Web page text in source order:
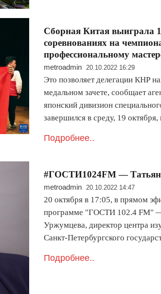
Сборная Китая выиграла
соревнованиях на
профессиональному
metroadmin 20.10.2022 16:29
Это позволяет делегации КНР
медальном зачете, сообщает
японский дивизион
завершился в среду, 19
Подробнее..
#ГОСТИ1024FM —
metroadmin 20.10.2022 14:47
20 октября в 17:05, в прямом
программе "ГОСТИ 102.4 FM"
Уржумцева, директор центра
Санкт-Петербургского
Подробнее..